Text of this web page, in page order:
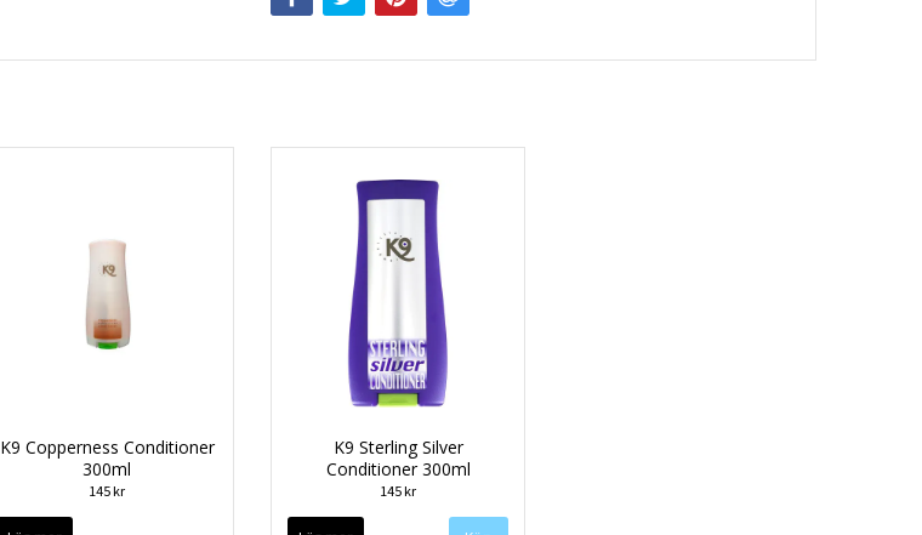
K9 Copperness Conditioner
300ml
145 kr
K9 Sterling Silver
Conditioner 300ml
145 kr